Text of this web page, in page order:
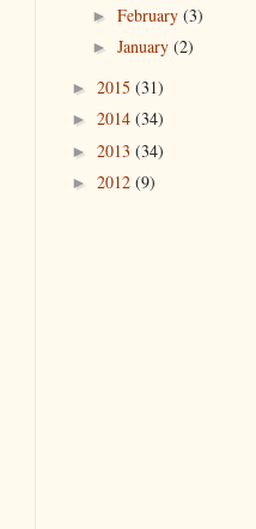
► February (3)
► January (2)
► 2015 (31)
► 2014 (34)
► 2013 (34)
► 2012 (9)